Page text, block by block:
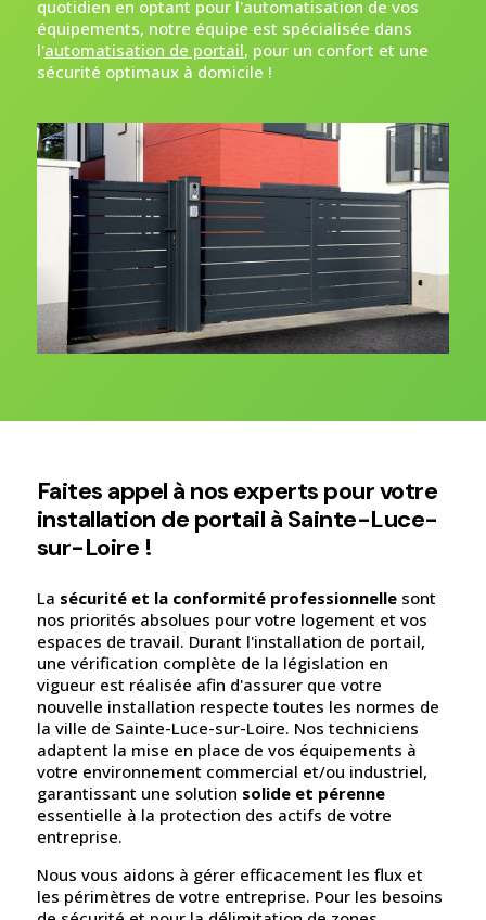
quotidien en optant pour l'automatisation de vos
équipements, notre équipe est spécialisée dans
l'automatisation de portail, pour un confort et une
sécurité optimaux à domicile !
Faites appel à nos experts pour votre
installation de portail à Sainte-Luce-
sur-Loire !
La sécurité et la conformité professionnellesont
nos priorités absolues pour votre logement et vos
espaces de travail. Durant l'installation de portail,
une vérification complète de la législation en
vigueur est réalisée afin d'assurer que votre
nouvelle installation respecte toutes les normes de
la ville de Sainte-Luce-sur-Loire. Nos techniciens
adaptent la mise en place de vos équipements à
votre environnement commercial et/ou industriel,
garantissant une solution solide et pérenne
essentielle à la protection des actifs de votre
entreprise.
Nous vous aidons à gérer efficacement les flux et
les périmètres de votre entreprise. Pour les besoins